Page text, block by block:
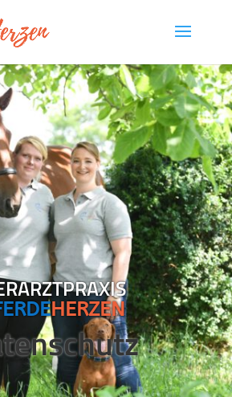
HERZEN